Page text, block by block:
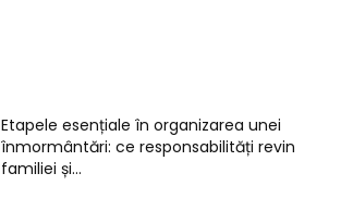
Etapele esențiale în organizarea unei
înmormântări: ce responsabilități revin
familiei și...